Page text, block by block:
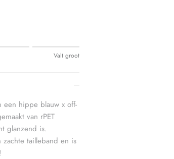
Valt groot
een hippe blauw x off-
van rPET
glanzend is.
tailleband en is